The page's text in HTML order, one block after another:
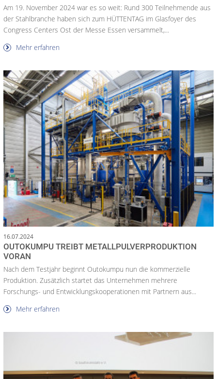
Am 19. November 2024 war es so weit: Rund 300 Teilnehmende aus
der Stahlbranche haben sich zum HÜTTENTAG im Glasfoyer des
Congress Centers Ost der Messe Essen versammelt,...
Mehr erfahren
16.07.2024
OUTOKUMPU TREIBT METALLPULVERPRODUKTION
VORAN
Nach dem Testjahr beginnt Outokumpu nun die kommerzielle
Produktion. Zusätzlich startet das Unternehmen mehrere
Forschungs- und Entwicklungskooperationen mit Partnern aus...
Mehr erfahren